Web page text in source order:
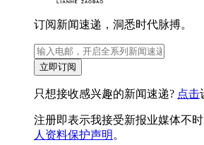
订阅新闻速递，洞悉时代脉搏。
立即订阅
只想接收感兴趣的新闻速递? 点击
注册即表示我接受新报业媒体不
人资料保护声明 。